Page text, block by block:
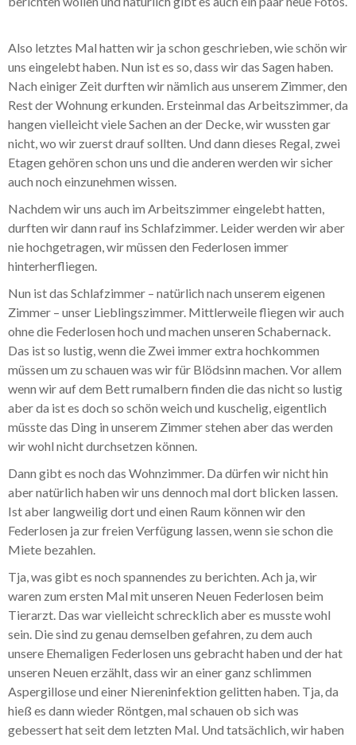
Also letztes Mal hatten wir ja schon geschrieben, wie schön wir
uns eingelebt haben. Nun ist es so, dass wir das Sagen haben.
Nach einiger Zeit durften wir nämlich aus unserem Zimmer, den
Rest der Wohnung erkunden. Ersteinmal das Arbeitszimmer, da
hangen vielleicht viele Sachen an der Decke, wir wussten gar
nicht, wo wir zuerst drauf sollten. Und dann dieses Regal, zwei
Etagen gehören schon uns und die anderen werden wir sicher
auch noch einzunehmen wissen.
Nachdem wir uns auch im Arbeitszimmer eingelebt hatten,
durften wir dann rauf ins Schlafzimmer. Leider werden wir aber
nie hochgetragen, wir müssen den Federlosen immer
hinterherfliegen.
Nun ist das Schlafzimmer – natürlich nach unserem eigenen
Zimmer – unser Lieblingszimmer. Mittlerweile fliegen wir auch
ohne die Federlosen hoch und machen unseren Schabernack.
Das ist so lustig, wenn die Zwei immer extra hochkommen
müssen um zu schauen was wir für Blödsinn machen. Vor allem
wenn wir auf dem Bett rumalbern finden die das nicht so lustig
aber da ist es doch so schön weich und kuschelig, eigentlich
müsste das Ding in unserem Zimmer stehen aber das werden
wir wohl nicht durchsetzen können.
Dann gibt es noch das Wohnzimmer. Da dürfen wir nicht hin
aber natürlich haben wir uns dennoch mal dort blicken lassen.
Ist aber langweilig dort und einen Raum können wir den
Federlosen ja zur freien Verfügung lassen, wenn sie schon die
Miete bezahlen.
Tja, was gibt es noch spannendes zu berichten. Ach ja, wir
waren zum ersten Mal mit unseren Neuen Federlosen beim
Tierarzt. Das war vielleicht schrecklich aber es musste wohl
sein. Die sind zu genau demselben gefahren, zu dem auch
unsere Ehemaligen Federlosen uns gebracht haben und der hat
unseren Neuen erzählt, dass wir an einer ganz schlimmen
Aspergillose und einer Niereninfektion gelitten haben. Tja, da
hieß es dann wieder Röntgen, mal schauen ob sich was
gebessert hat seit dem letzten Mal. Und tatsächlich, wir haben